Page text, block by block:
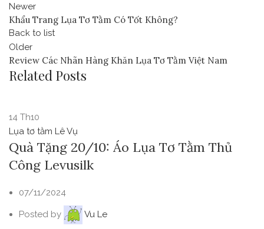
Newer
Khẩu Trang Lụa Tơ Tằm Có Tốt Không?
Back to list
Older
Review Các Nhãn Hàng Khăn Lụa Tơ Tằm Việt Nam
Related Posts
14 Th10
Lụa tơ tằm Lê Vụ
Quà Tặng 20/10: Áo Lụa Tơ Tằm Thủ
Công Levusilk
07/11/2024
Posted by Vu Le